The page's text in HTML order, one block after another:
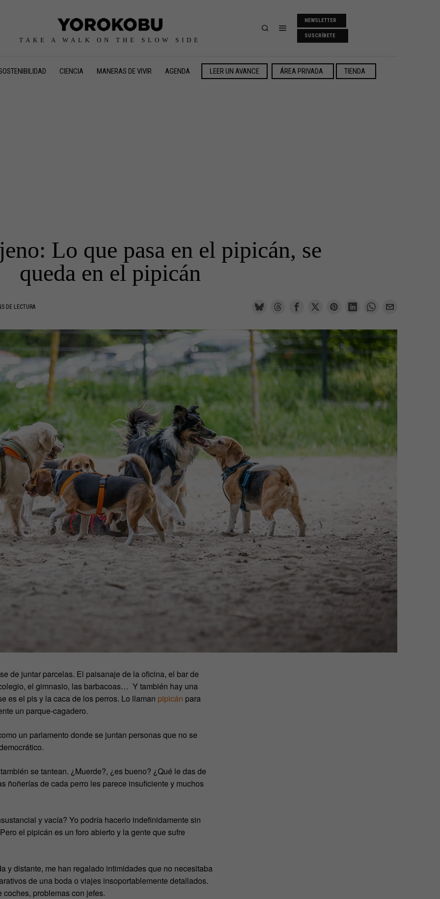
TAKE A WALK ON THE SLOW SIDE
NEWSLETTER
SUSCRÍBETE
CIENCIA MANERAS DE VIVIR AGENDA LEER UN AVANCE ÁREA PRIVADA TIENDA
Lo que pasa en el pipicán, se
queda en el pipicán
DE LECTURA
de juntar parcelas. El paisanaje de la oficina, el bar de
el gimnasio, las barbacoas… Y también hay una
es el pis y la caca de los perros. Lo llaman pipicán para
un parque-cagadero.
un parlamento donde se juntan personas que no se
se tantean. ¿Muerde?, ¿es bueno? ¿Qué le das de
ñoñerías de cada perro les parece insuficiente y muchos
y vacía? Yo podría hacerlo indefinidamente sin
el pipicán es un foro abierto y la gente que sufre
y distante, me han regalado intimidades que no necesitaba
de una boda o viajes insoportablemente detallados.
problemas con jefes.